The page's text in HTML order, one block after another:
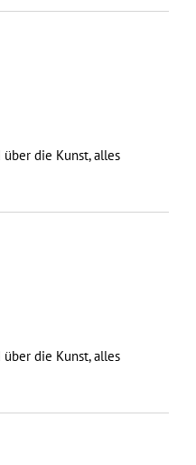
die Kunst, alles
die Kunst, alles